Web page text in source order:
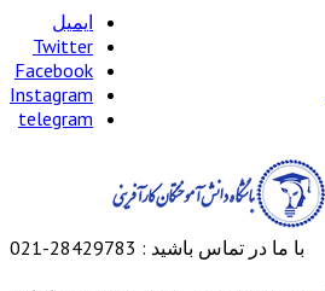
ایمیل
Twitter
Facebook
Instagram
telegram
با ما در تماس باشید : 28429783-021